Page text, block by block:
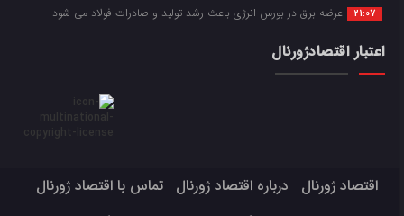
21:07 عرضه برق در بورس انرژی باعث رشد تولید و صادرات فولاد می شود
اعتبار اقتصادژورنال
اقتصاد ژورنال درباره اقتصاد ژورنال
تماس با اقتصاد ژورنال